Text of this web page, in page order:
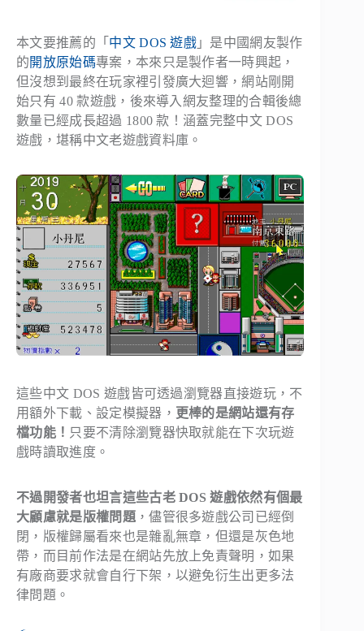
本文要推薦的「 中文 DOS 遊戲 」是中國網友製作
的開放原始碼專案，本來只是製作者一時興起，
但沒想到最終在玩家裡引發廣大迴響，網站剛開
始只有 40 款遊戲，後來導入網友整理的合輯後總
數量已經成長超過 1800 款！涵蓋完整中文 DOS
遊戲，堪稱中文老遊戲資料庫。
這些中文 DOS 遊戲皆可透過瀏覽器直接遊玩，不
用額外下載、設定模擬器， 更棒的是網站還有存
檔功能！ 只要不清除瀏覽器快取就能在下次玩遊
戲時讀取進度。
不過開發者也坦言這些古老 DOS 遊戲依然有個最
大顧慮就是版權問題，儘管很多遊戲公司已經倒
閉，版權歸屬看來也是雜亂無章，但還是灰色地
帶，而目前作法是在網站先放上免責聲明，如果
有廠商要求就會自行下架，以避免衍生出更多法
律問題。